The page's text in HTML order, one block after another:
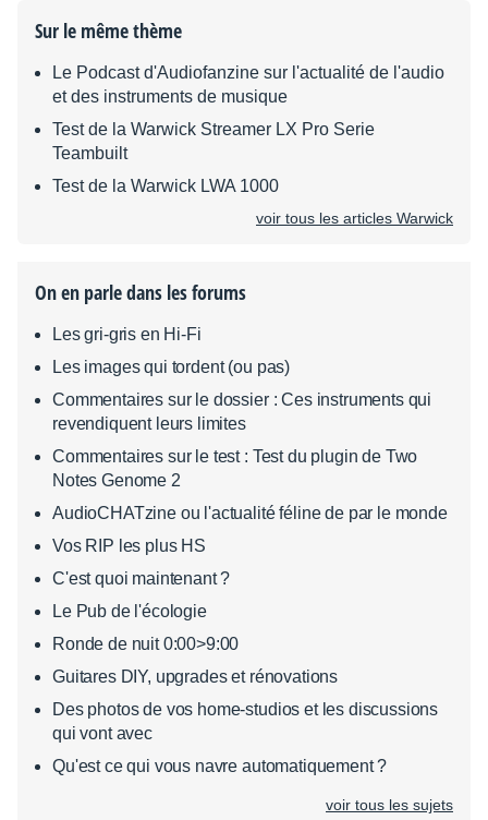
Sur le même thème
Le Podcast d'Audiofanzine sur l'actualité de l'audio
et des instruments de musique
Test de la Warwick Streamer LX Pro Serie
Teambuilt
Test de la Warwick LWA 1000
voir tous les articles Warwick
On en parle dans les forums
Les gri-gris en Hi-Fi
Les images qui tordent (ou pas)
Commentaires sur le dossier : Ces instruments qui
revendiquent leurs limites
Commentaires sur le test : Test du plugin de Two
Notes Genome 2
AudioCHATzine ou l'actualité féline de par le monde
Vos RIP les plus HS
C'est quoi maintenant ?
Le Pub de l'écologie
Ronde de nuit 0:00>9:00
Guitares DIY, upgrades et rénovations
Des photos de vos home-studios et les discussions
qui vont avec
Qu'est ce qui vous navre automatiquement ?
voir tous les sujets